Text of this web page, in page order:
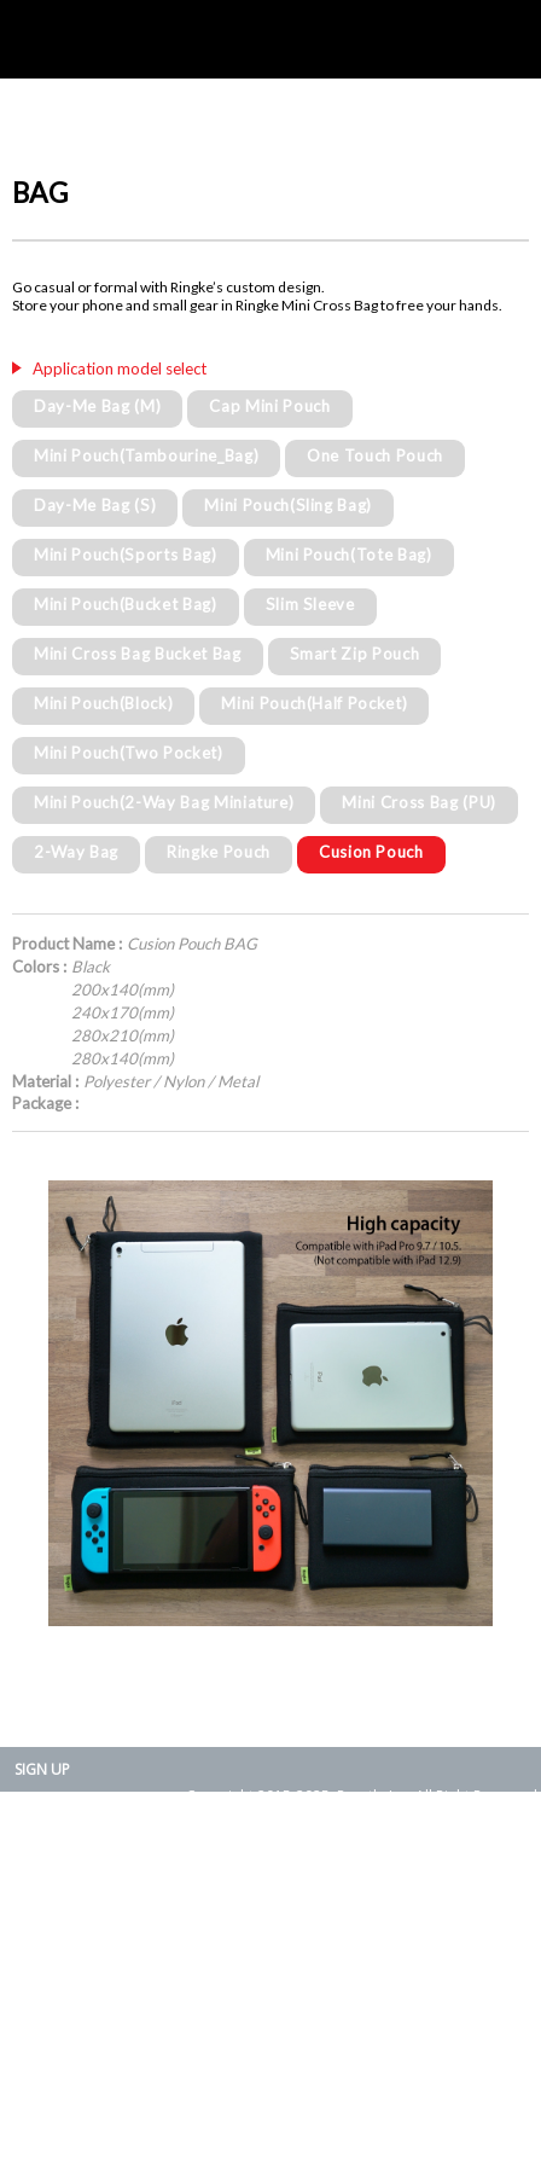
BAG
Go casual or formal with Ringke’s custom design.
Store your phone and small gear in Ringke Mini Cross Bag to free your hands.
Application model select
Day-Me Bag (M)
Cap Mini Pouch
Mini Pouch(Tambourine_Bag) One Touch Pouch
Day-Me Bag (S) Mini Pouch(Sling Bag)
Mini Pouch(Sports Bag) Mini Pouch(Tote Bag)
Mini Pouch(Bucket Bag) Slim Sleeve
Mini Cross Bag Bucket Bag Smart Zip Pouch
Mini Pouch(Block) Mini Pouch(Half Pocket)
Mini Pouch(Two Pocket)
Mini Pouch(2-Way Bag Miniature) Mini Cross Bag (PU)
2-Way Bag Ringke Pouch Cusion Pouch
Product Name : Cusion Pouch BAG
Colors : Black
200x140(mm)
240x170(mm)
280x210(mm)
280x140(mm)
Material : Polyester / Nylon / Metal
Package :
SIGN UP
Copyright 2015-2025. Rearth, Inc. All Right Reserved.